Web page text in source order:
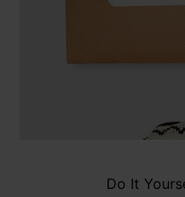
Do It